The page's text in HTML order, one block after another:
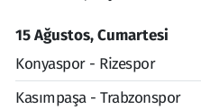
15 Ağustos, Cumartesi
Konyaspor - Rizespor
Kasımpaşa - Trabzonspor